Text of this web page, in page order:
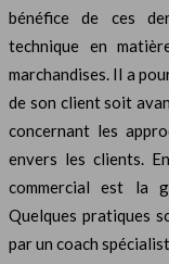
bénéfice de ces
technique en
marchandises. Il a
de son client soit
concernant les
envers les clients.
commercial est la
Quelques pratiques
par un coach